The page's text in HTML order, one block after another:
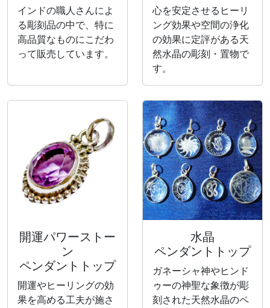
インドの職人さんによ
る彫刻品の中で、特に
高品質なものにこだわ
って販売しています。
心を安定させるヒーリ
ング効果や空間の浄化
の効果に定評がある天
然水晶の彫刻・置物で
す。
開運パワーストー
ン
ペンダントトップ
開運やヒーリングの効
果を高める工夫が施さ
水晶
ペンダントトップ
ガネーシャ神やヒンド
ゥーの神聖な象徴が彫
刻された天然水晶のペ